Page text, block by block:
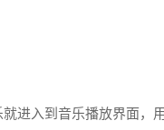
进入到音乐播放界面，